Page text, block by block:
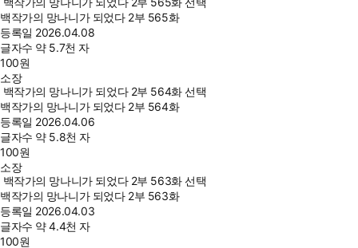
백작가의 망나니가 되었다 2부 565화
등록일 2026.04.08
글자수 약 5.7천 자
100원
소장
백작가의 망나니가 되었다 2부 564화 선택
백작가의 망나니가 되었다 2부 564화
등록일 2026.04.06
글자수 약 5.8천 자
100원
소장
백작가의 망나니가 되었다 2부 563화 선택
백작가의 망나니가 되었다 2부 563화
등록일 2026.04.03
글자수 약 4.4천 자
100원